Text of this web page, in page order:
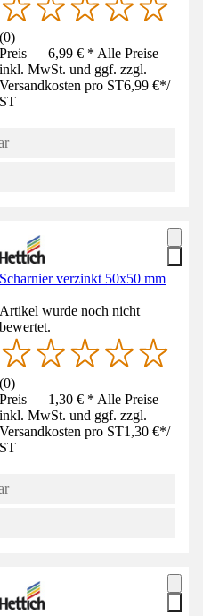
(0)
Preis — 6,99 € * Alle Preise
inkl. MwSt. und ggf. zzgl.
Versandkosten pro ST6,99 €*/
ST
Scharnier verzinkt 50x50 mm
Artikel wurde noch nicht
bewertet.
(0)
Preis — 1,30 € * Alle Preise
inkl. MwSt. und ggf. zzgl.
Versandkosten pro ST1,30 €*/
ST